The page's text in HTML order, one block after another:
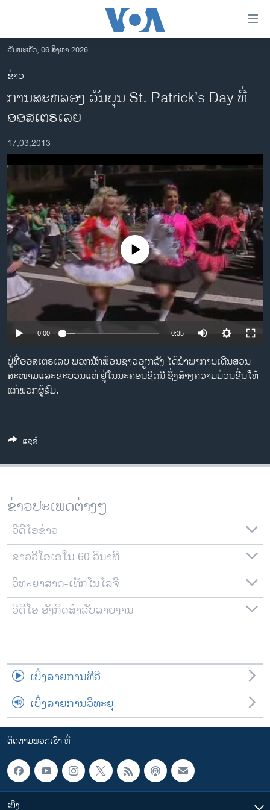
ເຂົ້າ
ຫາ
ຂ້າມ
ຂ້າມ
ຂ້າມ
ໄປ
ຫາ
ຊອກ
ຄົ້ນ
ອາເມຣິກາ
ຂ່າວ​ຈີນ
ເອເຊຍ
ອິດສະຫຼະພາບດ້ານການຂ່າວ
ຊີວິດຊາວລາວ
ຊຸມຊົນຊາວລາວ
ວິທະຍາສາດ-ເທັກໂນໂລຈີ
ທຸລະກິດ
ພາສາອັງກິດ
ສຽງ
ລາຍການກະຈາຍສຽງ
ຕິດຕາມພວກເຮົາ ທີ່
ວັນພະຫັດ, 06 ສິງຫາ 2026
ຂ່າວ
ການສະຫລອງ ວັນບຸນ St. Patrick’s Day ທີ່
ອອສເຕຣເລຍ
17,03,2013
No media source currently available
0:00 0:35
ຢູ່ທີ່ອອສເຕຣເລຍ ພວກນັກຟ້ອນຊາວອຽກລັງ ໄດ້ນໍາພາການເດີນສວນ
ສະໜາມແລະຂະບວນແຫ່ ຢູ່ໃນນະຄອນຊິດນີ ຊຶ່ງສ້າງຄວາມມ່ວນຊື່ນໃຫ້
ແກ່ພວກຜູ້ຊົມ.
ແຊຣ໌
ຂ່າວປະເພດຕ່າງໆ
ວີດີໂອຂ່າວ
ຂ່າວວີໂອເອໃນ 60 ວິນາທີ
ວິທະຍາສາດ-ເທັກໂນໂລຈີ
ວີດີໂອ ອັງກິດສຳລັບລາຍງານ
ເບິ່ງລາຍການທີວີ
ເບິ່ງລາຍການວິທະຍຸ
ຕິດຕາມພວກເຮົາ ທີ່
ເບິ່ງ